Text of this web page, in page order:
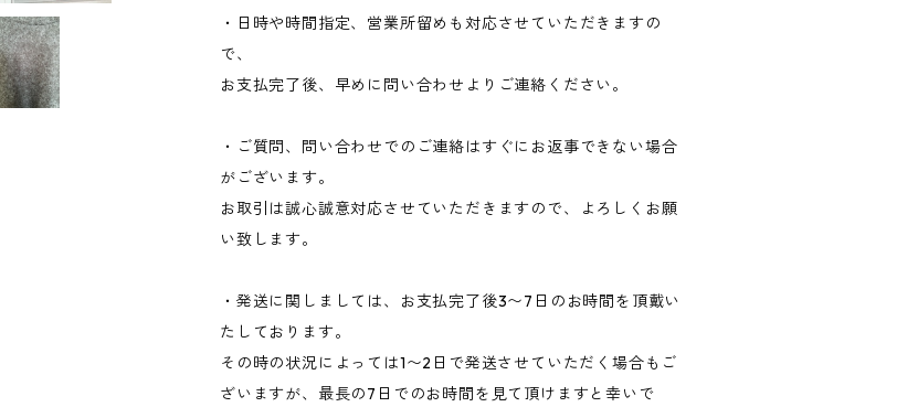
・日時や時間指定、営業所留めも対応させていただきますの
で、
お支払完了後、早めに問い合わせよりご連絡ください。
・ご質問、問い合わせでのご連絡はすぐにお返事できない場合
がございます。
お取引は誠心誠意対応させていただきますので、よろしくお願
い致します。
・発送に関しましては、お支払完了後3〜7日のお時間を頂戴い
たしております。
その時の状況によっては1〜2日で発送させていただく場合もご
ざいますが、最長の7日でのお時間を見て頂けますと幸いで